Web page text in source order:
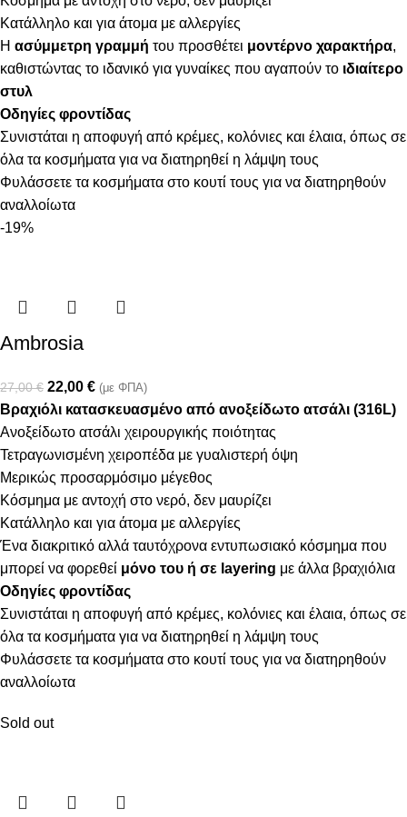
Κατάλληλο και για άτομα με αλλεργίες
Η ασύμμετρη γραμμή του προσθέτει μοντέρνο χαρακτήρα,
καθιστώντας το ιδανικό για γυναίκες που αγαπούν το ιδιαίτερο
στυλ
Οδηγίες φροντίδας
Συνιστάται η αποφυγή από κρέμες, κολόνιες και έλαια, όπως σε
όλα τα κοσμήματα για να διατηρηθεί η λάμψη τους
Φυλάσσετε τα κοσμήματα στο κουτί τους για να διατηρηθούν
αναλλοίωτα
-19%
Ambrosia
27,00€ 22,00 € (με ΦΠΑ)
Βραχιόλι κατασκευασμένο από ανοξείδωτο ατσάλι (316L)
Ανοξείδωτο ατσάλι χειρουργικής ποιότητας
Τετραγωνισμένη χειροπέδα με γυαλιστερή όψη
Μερικώς προσαρμόσιμο μέγεθος
Κόσμημα με αντοχή στο νερό, δεν μαυρίζει
Κατάλληλο και για άτομα με αλλεργίες
Ένα διακριτικό αλλά ταυτόχρονα εντυπωσιακό κόσμημα που
μπορεί να φορεθεί μόνο του ή σε layering με άλλα βραχιόλια
Οδηγίες φροντίδας
Συνιστάται η αποφυγή από κρέμες, κολόνιες και έλαια, όπως σε
όλα τα κοσμήματα για να διατηρηθεί η λάμψη τους
Φυλάσσετε τα κοσμήματα στο κουτί τους για να διατηρηθούν
αναλλοίωτα
Sold out